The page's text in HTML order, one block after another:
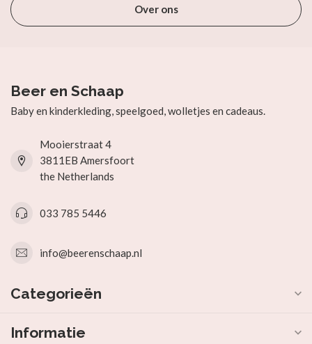
Over ons
Beer en Schaap
Baby en kinderkleding, speelgoed, wolletjes en cadeaus.
Mooierstraat 4
3811EB Amersfoort
the Netherlands
033 785 5446
info@beerenschaap.nl
Categorieën
Informatie